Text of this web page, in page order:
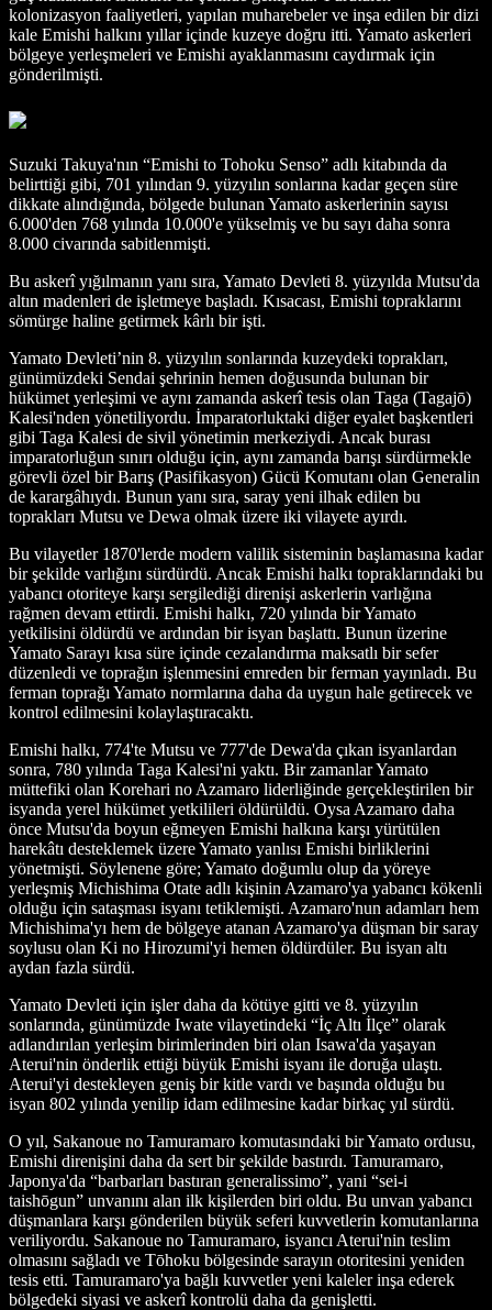
kolonizasyon faaliyetleri, yapılan muharebeler ve inşa edilen bir dizi
kale Emishi halkını yıllar içinde kuzeye doğru itti. Yamato askerleri
bölgeye yerleşmeleri ve Emishi ayaklanmasını caydırmak için
gönderilmişti.
Suzuki Takuya'nın “Emishi to Tohoku Senso” adlı kitabında da
belirttiği gibi, 701 yılından 9. yüzyılın sonlarına kadar geçen süre
dikkate alındığında, bölgede bulunan Yamato askerlerinin sayısı
6.000'den 768 yılında 10.000'e yükselmiş ve bu sayı daha sonra
8.000 civarında sabitlenmişti.
Bu askerî yığılmanın yanı sıra, Yamato Devleti 8. yüzyılda Mutsu'da
altın madenleri de işletmeye başladı. Kısacası, Emishi topraklarını
sömürge haline getirmek kârlı bir işti.
Yamato Devleti’nin 8. yüzyılın sonlarında kuzeydeki toprakları,
günümüzdeki Sendai şehrinin hemen doğusunda bulunan bir
hükümet yerleşimi ve aynı zamanda askerî tesis olan Taga (Tagajō)
Kalesi'nden yönetiliyordu. İmparatorluktaki diğer eyalet başkentleri
gibi Taga Kalesi de sivil yönetimin merkeziydi. Ancak burası
imparatorluğun sınırı olduğu için, aynı zamanda barışı sürdürmekle
görevli özel bir Barış (Pasifikasyon) Gücü Komutanı olan Generalin
de karargâhıydı. Bunun yanı sıra, saray yeni ilhak edilen bu
toprakları Mutsu ve Dewa olmak üzere iki vilayete ayırdı.
Bu vilayetler 1870'lerde modern valilik sisteminin başlamasına kadar
bir şekilde varlığını sürdürdü. Ancak Emishi halkı topraklarındaki bu
yabancı otoriteye karşı sergilediği direnişi askerlerin varlığına
rağmen devam ettirdi. Emishi halkı, 720 yılında bir Yamato
yetkilisini öldürdü ve ardından bir isyan başlattı. Bunun üzerine
Yamato Sarayı kısa süre içinde cezalandırma maksatlı bir sefer
düzenledi ve toprağın işlenmesini emreden bir ferman yayınladı. Bu
ferman toprağı Yamato normlarına daha da uygun hale getirecek ve
kontrol edilmesini kolaylaştıracaktı.
Emishi halkı, 774'te Mutsu ve 777'de Dewa'da çıkan isyanlardan
sonra, 780 yılında Taga Kalesi'ni yaktı. Bir zamanlar Yamato
müttefiki olan Korehari no Azamaro liderliğinde gerçekleştirilen bir
isyanda yerel hükümet yetkilileri öldürüldü. Oysa Azamaro daha
önce Mutsu'da boyun eğmeyen Emishi halkına karşı yürütülen
harekâtı desteklemek üzere Yamato yanlısı Emishi birliklerini
yönetmişti. Söylenene göre; Yamato doğumlu olup da yöreye
yerleşmiş Michishima Otate adlı kişinin Azamaro'ya yabancı kökenli
olduğu için sataşması isyanı tetiklemişti. Azamaro'nun adamları hem
Michishima'yı hem de bölgeye atanan Azamaro'ya düşman bir saray
soylusu olan Ki no Hirozumi'yi hemen öldürdüler. Bu isyan altı
aydan fazla sürdü.
Yamato Devleti için işler daha da kötüye gitti ve 8. yüzyılın
sonlarında, günümüzde Iwate vilayetindeki “İç Altı İlçe” olarak
adlandırılan yerleşim birimlerinden biri olan Isawa'da yaşayan
Aterui'nin önderlik ettiği büyük Emishi isyanı ile doruğa ulaştı.
Aterui'yi destekleyen geniş bir kitle vardı ve başında olduğu bu
isyan 802 yılında yenilip idam edilmesine kadar birkaç yıl sürdü.
O yıl, Sakanoue no Tamuramaro komutasındaki bir Yamato ordusu,
Emishi direnişini daha da sert bir şekilde bastırdı. Tamuramaro,
Japonya'da “barbarları bastıran generalissimo”, yani “sei-i
taishōgun” unvanını alan ilk kişilerden biri oldu. Bu unvan yabancı
düşmanlara karşı gönderilen büyük seferi kuvvetlerin komutanlarına
veriliyordu. Sakanoue no Tamuramaro, isyancı Aterui'nin teslim
olmasını sağladı ve Tōhoku bölgesinde sarayın otoritesini yeniden
tesis etti. Tamuramaro'ya bağlı kuvvetler yeni kaleler inşa ederek
bölgedeki siyasi ve askerî kontrolü daha da genişletti.